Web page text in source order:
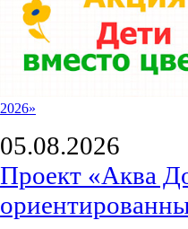
2026»
05.08.2026
Проект «Аква